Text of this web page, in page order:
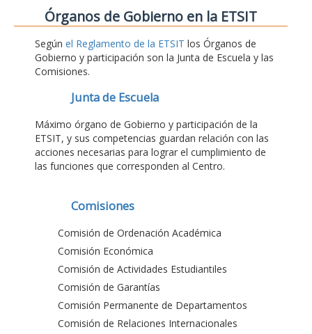
Órganos de Gobierno en la ETSIT
Según el Reglamento de la ETSIT los Órganos de
Gobierno y participación son la Junta de Escuela y las
Comisiones.
Junta de Escuela
Máximo órgano de Gobierno y participación de la
ETSIT, y sus competencias guardan relación con las
acciones necesarias para lograr el cumplimiento de
las funciones que corresponden al Centro.
Comisiones
Comisión de Ordenación Académica
Comisión Económica
Comisión de Actividades Estudiantiles
Comisión de Garantías
Comisión Permanente de Departamentos
Comisión de Relaciones Internacionales